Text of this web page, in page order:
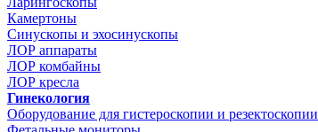
Камертоны
Синускопы и эхосинускопы
ЛОР аппараты
ЛОР комбайны
ЛОР кресла
Гинекология
Оборудование для гистероскопии и резектоскопии